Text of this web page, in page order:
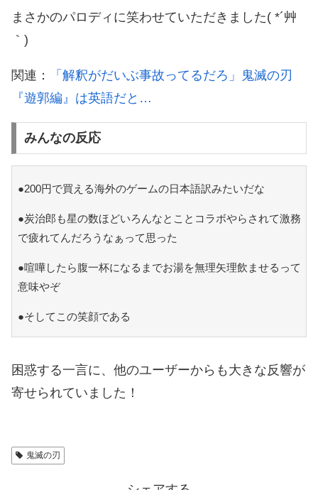
まさかのパロディに笑わせていただきました( *´艸
｀)
関連：
「解釈がだいぶ事故ってるだろ」鬼滅の刃
『遊郭編』は英語だと…
みんなの反応
●200円で買える海外のゲームの日本語訳みたいだな
●炭治郎も星の数ほどいろんなとことコラボやらされて激務
で疲れてんだろうなぁって思った
●喧嘩したら腹一杯になるまでお湯を無理矢理飲ませるって
意味やぞ
●そしてこの笑顔である
困惑する一言に、他のユーザーからも大きな反響が
寄せられていました！
鬼滅の刃